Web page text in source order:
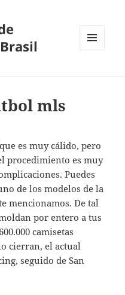
mls
es muy cálido, pero
procedimiento es muy
Puedes
de los modelos de la
mencionamos. De tal
por entero a tus
camisetas
cierran, el actual
seguido de San